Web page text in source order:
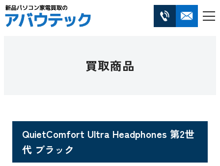
買取商品
QuietComfort Ultra Headphones 第2世
代 ブラック